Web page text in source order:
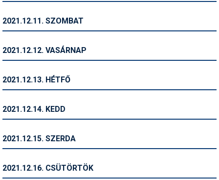
Síbérletárak
Sífelszerelés
Símánia
2021.12.11. SZOMBAT
2021.12.12. VASÁRNAP
2021.12.13. HÉTFŐ
2021.12.14. KEDD
2021.12.15. SZERDA
2021.12.16. CSÜTÖRTÖK